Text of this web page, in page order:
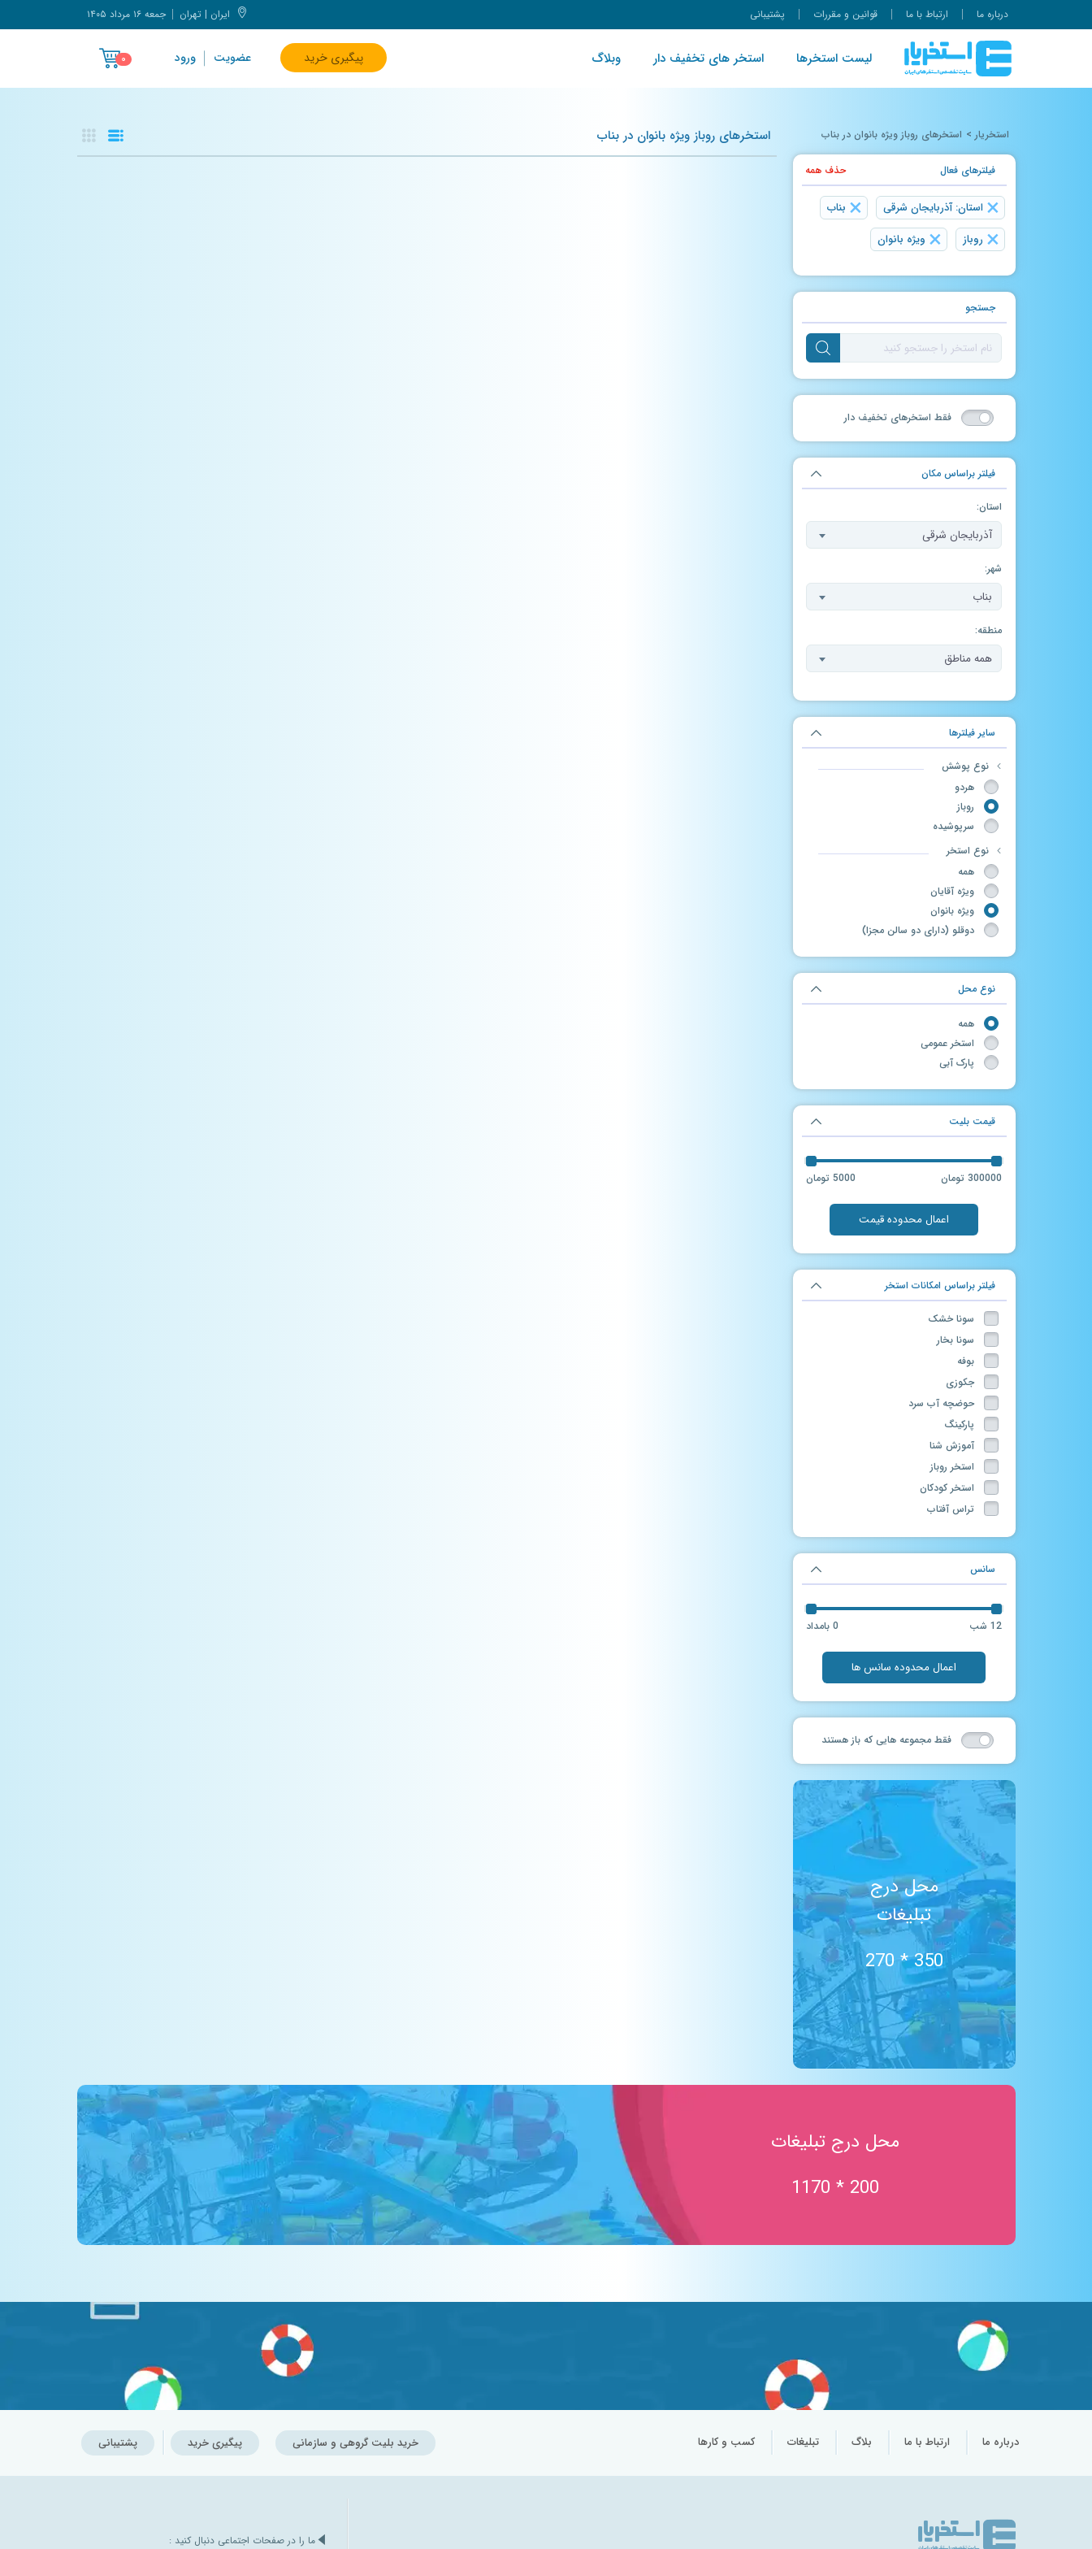
درباره ما ارتباط با ما قوانین و مقررات پشتیبانی ایران | تهران جمعه ۱۶ مرداد ۱۴۰۵
لیست استخرها استخر های تخفیف دار وبلاگ پیگیری خرید عضویت ورود ۰
استخریار > استخرهای روباز ویژه بانوان در بناب
فیلتر‌های فعال حذف همه
× استان: آذربایجان شرقی × بناب
× روباز × ویژه بانوان
جستجو
فقط استخر‌های تخفیف دار
فیلتر براساس مکان
استان:
آذربایجان شرقی
شهر:
بناب
منطقه:
همه مناطق
سایر فیلترها
نوع پوشش
هردو
روباز
سرپوشیده
نوع استخر
همه
ویژه آقایان
ویژه بانوان
دوقلو (دارای دو سالن مجزا)
نوع محل
همه
استخر عمومی
پارک آبی
قیمت بلیت
5000 تومان 300000 تومان
اعمال محدوده قیمت
فیلتر براساس امکانات استخر
سونا خشک
سونا بخار
بوفه
جکوزی
حوضچه آب سرد
پارکینگ
آموزش شنا
استخر روباز
استخر کودکان
تراس آفتاب
حمام سنتی
ماساژ
فروشگاه لوازم شنا
جکوزی روباز
آرایشگاه
سرسره آبی
سانس آزاد
چاله فضایی
حرکات موزون در آب
فوتبال دستی
سانس آزاد آقایان
استخر آب درمانی
TRX
شن درمانی
رودخانه مواج
سالن پینگ پنگ
پیلاتس
ایروبیک
سالن بیلیارد
کافی شاپ
حمام ترکی
ساحل شنی
آبشار
ایروبیک تای بو (لاغری)
جکوزی نمک
سانس
0 بامداد 12 شب
اعمال محدوده سانس ها
فقط مجموعه هایی که باز هستند
محل درج
تبلیغات
350 * 270
استخرهای روباز ویژه بانوان در بناب
محل درج تبلیغات
200 * 1170
درباره ما ارتباط با ما بلاگ تبلیغات کسب و کارها خرید بلیت گروهی و سازمانی پیگیری خرید پشتیبانی
ما را در صفحات اجتماعی دنبال کنید :